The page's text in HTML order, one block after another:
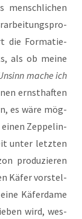
mensch­li­chen
die For­ma­tie­
als ob mei­ne
mache ich
ernst­haf­ten
es wäre mög­
einen Zep­pel­in­
unter letz­ten
pro­du­zie­ren
Käfer vor­stel­
Käfer­da­me
wird, wes­